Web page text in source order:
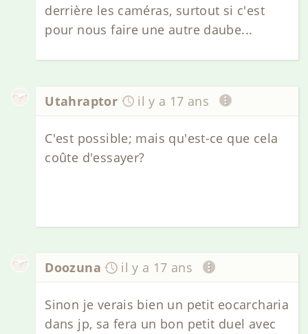
derrière les caméras, surtout si c'est
pour nous faire une autre daube...
Utahraptor il y a 17 ans
C'est possible; mais qu'est-ce que cela
coûte d'essayer?
Doozuna il y a 17 ans
Sinon je verais bien un petit eocarcharia
dans jp, sa fera un bon petit duel avec